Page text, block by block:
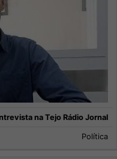
na Tejo Rádio Jornal
Política